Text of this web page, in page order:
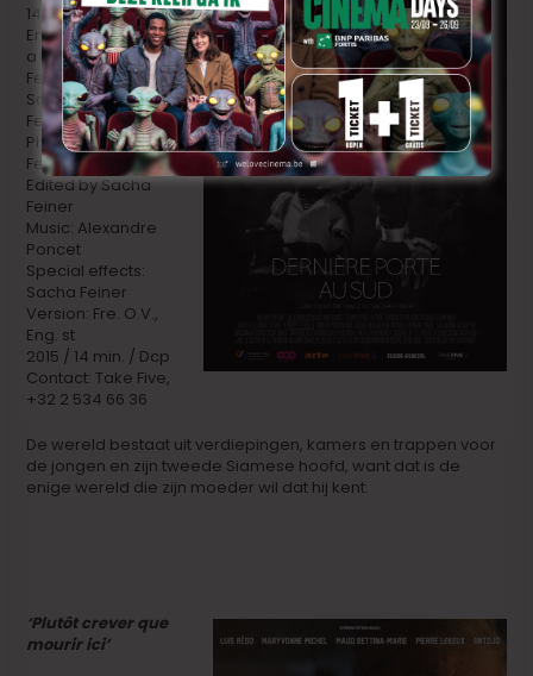
14′, Dcp, Fre. O.V.,
Eng. st, 2015
a film by Sacha
Feiner
Screenplay: Sacha
Feiner
Photo: Sacha
Feiner
Edited by Sacha
Feiner
Music: Alexandre
Poncet
Special effects:
Sacha Feiner
Version: Fre. O.V.,
Eng. st
2015 / 14 min. / Dcp
Contact: Take Five,
+32 2 534 66 36
De wereld bestaat uit verdiepingen, kamers en trappen voor
de jongen en zijn tweede Siamese hoofd, want dat is de
enige wereld die zijn moeder wil dat hij kent.
‘Plutôt crever que
mourir ici’